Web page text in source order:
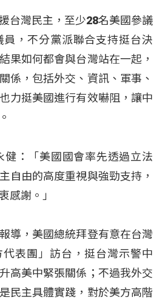
台灣民主，至少28名美國參議
員，不分黨派聯合支持挺台決
果如何都會與台灣站在一起，
係，包括外交、資訊、軍事、
力挺美國進行有效嚇阻，讓中
健：「美國國會率先透過立法
自由的高度重視與強勁支持，
感謝。」
導，美國總統拜登有意在台灣
表團」訪台，挺台灣示警中
高美中緊張關係；不過我外交
民主具體實踐，對於美方高階